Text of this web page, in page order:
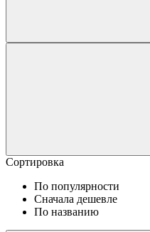
Сортировка
По популярности
Сначала дешевле
По названию